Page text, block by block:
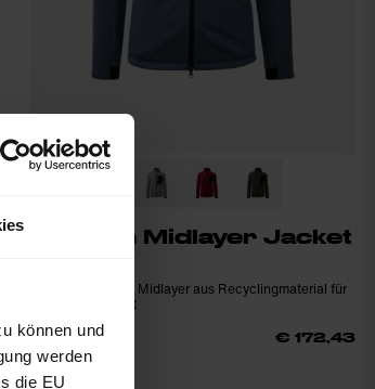
können und
werden
die EU
Horizon Midlayer Jacket
Zeitloser, warmer Midlayer aus Recyclingmaterial für
Sport und Freizeit
€ 229,9025% € 172,43